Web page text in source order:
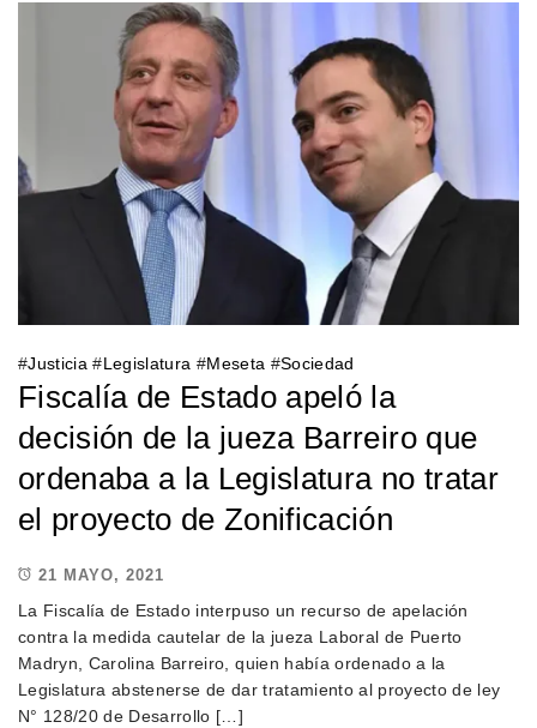
#Justicia #Legislatura #Meseta #Sociedad
Fiscalía de Estado apeló la
decisión de la jueza Barreiro que
ordenaba a la Legislatura no tratar
el proyecto de Zonificación
21 MAYO, 2021
La Fiscalía de Estado interpuso un recurso de apelación
contra la medida cautelar de la jueza Laboral de Puerto
Madryn, Carolina Barreiro, quien había ordenado a la
Legislatura abstenerse de dar tratamiento al proyecto de ley
N° 128/20 de Desarrollo […]